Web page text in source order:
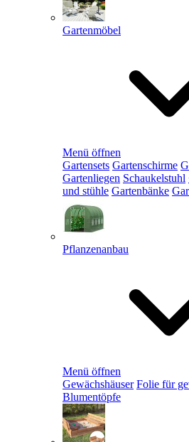
Gartenmöbel
Menü öffnen
Gartensets Gartenschirme
Gartenliegen Schaukelstuhl
und stühle Gartenbänke
Pflanzenanbau
Menü öffnen
Gewächshäuser Folie für
Blumentöpfe